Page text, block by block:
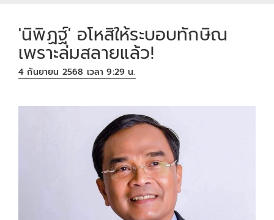
'นิพิฏฐ์' อโหสิให้ระบอบทักษิณ
เพราะล่มสลายแล้ว!
4 กันยายน 2568 เวลา 9:29 น.